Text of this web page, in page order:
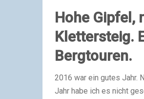
Hohe Gipfel,
Klettersteig.
Bergtouren.
2016 war ein gutes Jahr.
Jahr habe ich es nicht